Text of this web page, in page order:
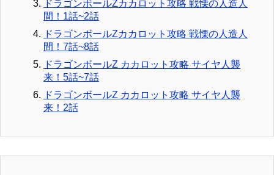
ドラゴンボールZカカロット攻略 戦慄の人造人
間！1話~2話
ドラゴンボールZカカロット攻略 戦慄の人造人
間！7話~8話
ドラゴンボールZ カカロット攻略 サイヤ人襲
来！5話~7話
ドラゴンボールZ カカロット攻略 サイヤ人襲
来！2話